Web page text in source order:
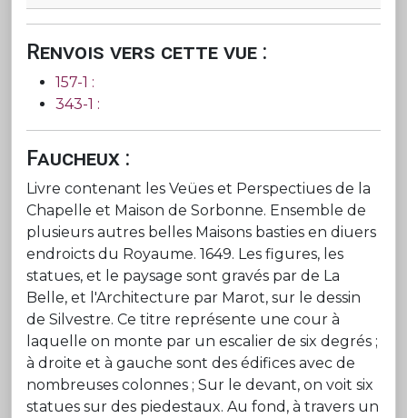
Renvois vers cette vue :
157-1 :
343-1 :
Faucheux :
Livre contenant les Veües et Perspectiues de la
Chapelle et Maison de Sorbonne. Ensemble de
plusieurs autres belles Maisons basties en diuers
endroicts du Royaume. 1649. Les figures, les
statues, et le paysage sont gravés par de La
Belle, et l'Architecture par Marot, sur le dessin
de Silvestre. Ce titre représente une cour à
laquelle on monte par un escalier de six degrés ;
à droite et à gauche sont des édifices avec de
nombreuses colonnes ; Sur le devant, on voit six
statues sur des piedestaux. Au fond, à travers un